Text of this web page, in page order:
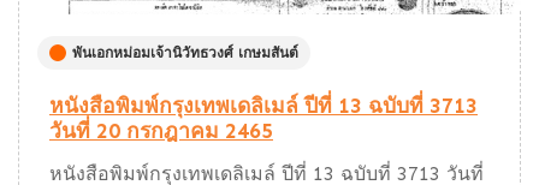
พันเอกหม่อมเจ้านิวัทธวงศ์ เกษมสันต์
หนังสือพิมพ์กรุงเทพเดลิเมล์ ปีที่ 13 ฉบับที่ 3713
วันที่ 20 กรกฎาคม 2465
หนังสือพิมพ์กรุงเทพเดลิเมล์ ปีที่ 13 ฉบับที่ 3713 วันที่